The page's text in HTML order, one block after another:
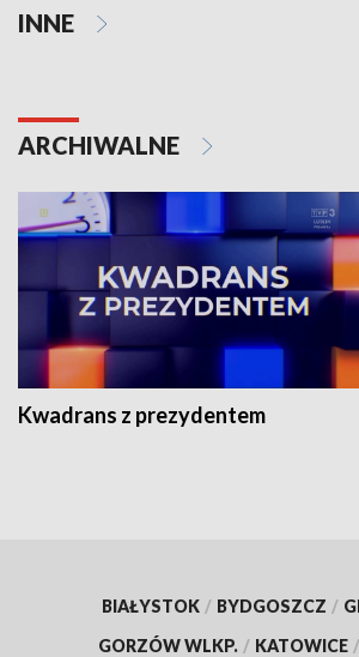
INNE
ARCHIWALNE
Kwadrans z prezydentem
BIAŁYSTOK / BYDGOSZCZ /
GORZÓW WLKP. / KATOWICE /